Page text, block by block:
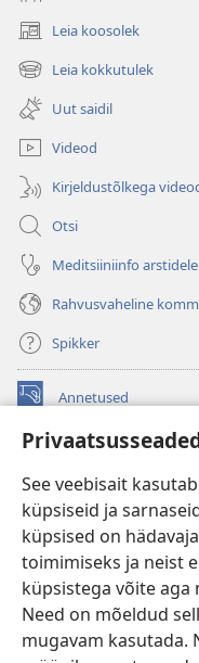
See veebisait
küpsiseid ja
küpsised on
toimimiseks ja neist
küpsistega võite aga
Need on mõeldud
mugavam kasutada.
Leia koosolek
(avab
uue
akna)
Leia kokkutulek
(avab
uue
akna)
Uut saidil
Videod
Kirjeldustõlkega
Otsi
Meditsiiniinfo arstidele
Rahvusvaheline
Spikker
Annetused
(avab
akna)
uue
akna) JW Hub
(avab
uue
akna) JW Library
Watchtower Library